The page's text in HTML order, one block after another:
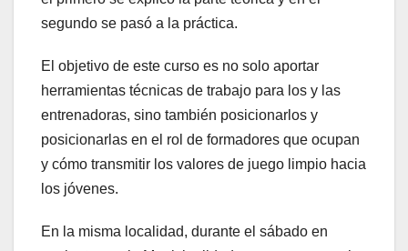
segundo se pasó a la práctica.
El objetivo de este curso es no solo aportar
herramientas técnicas de trabajo para los y las
entrenadoras, sino también posicionarlos y
posicionarlas en el rol de formadores que ocupan
y cómo transmitir los valores de juego limpio hacia
los jóvenes.
En la misma localidad, durante el sábado en